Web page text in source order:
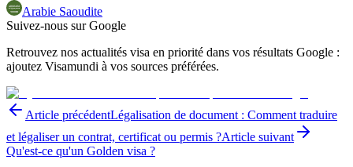
Arabie Saoudite
Suivez-nous sur Google
Retrouvez nos actualités visa en priorité dans vos résultats Google :
ajoutez Visamundi à vos sources préférées.
Article précédentLégalisation de document : Comment traduire
et légaliser un contrat, certificat ou permis ?Article suivant
Qu'est-ce qu'un Golden visa ?